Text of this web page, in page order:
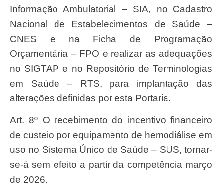
Informação Ambulatorial – SIA, no Cadastro
Nacional de Estabelecimentos de Saúde –
CNES e na Ficha de Programação
Orçamentária – FPO e realizar as adequações
no SIGTAP e no Repositório de Terminologias
em Saúde – RTS, para implantação das
alterações definidas por esta Portaria.
Art. 8º O recebimento do incentivo financeiro
de custeio por equipamento de hemodiálise em
uso no Sistema Único de Saúde – SUS, tornar-
se-á sem efeito a partir da competência março
de 2026.